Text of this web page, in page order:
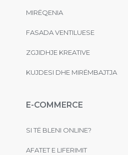
MIRËQENIA
FASADA VENTILUESE
ZGJIDHJE KREATIVE
KUJDESI DHE MIRËMBAJTJA
E-COMMERCE
SI TË BLENI ONLINE?
AFATET E LIFERIMIT